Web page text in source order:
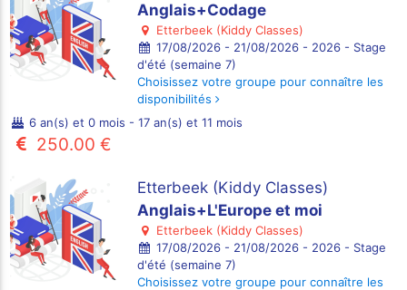
Anglais+Codage
Etterbeek (Kiddy Classes)
17/08/2026 - 21/08/2026 - 2026 - Stage
d'été (semaine 7)
Choisissez votre groupe pour connaître les
disponibilités
6 an(s) et 0 mois - 17 an(s) et 11 mois
250.00 €
Etterbeek (Kiddy Classes)
Anglais+L'Europe et moi
Etterbeek (Kiddy Classes)
17/08/2026 - 21/08/2026 - 2026 - Stage
d'été (semaine 7)
Choisissez votre groupe pour connaître les